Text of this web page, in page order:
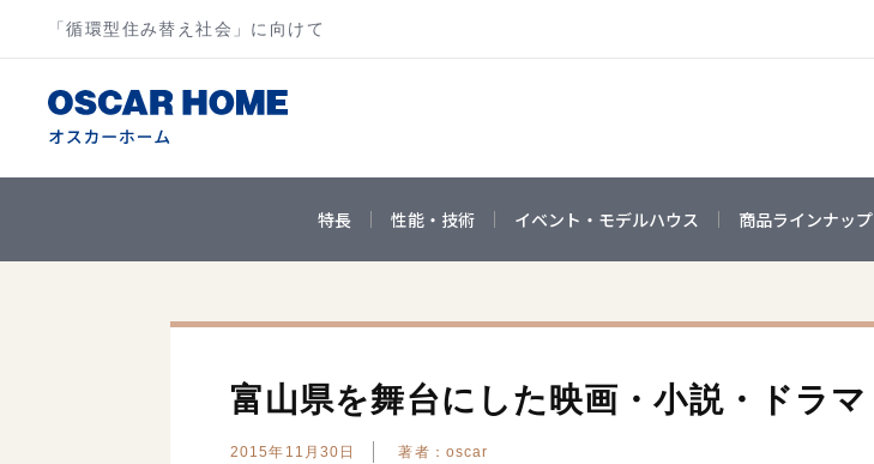
「循環型住み替え社会」に向けて
特長 性能・技術 イベント・モデルハウス 商品ラインナップ
富山県を舞台にした映画・小説・ドラマ
2015年11月30日 著者：oscar